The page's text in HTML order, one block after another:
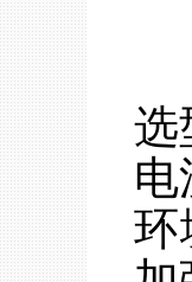
选
电
环